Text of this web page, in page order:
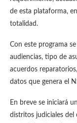
de esta plataforma,
totalidad.
Con este programa
audiencias, tipo de
acuerdos
datos que genera el
En breve se iniciará
distritos judiciales del